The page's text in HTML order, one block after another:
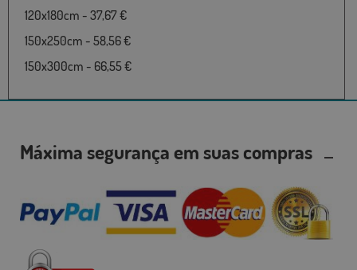
120x180cm - 37,67 €
150x250cm - 58,56 €
150x300cm - 66,55 €
Máxima segurança em suas compras